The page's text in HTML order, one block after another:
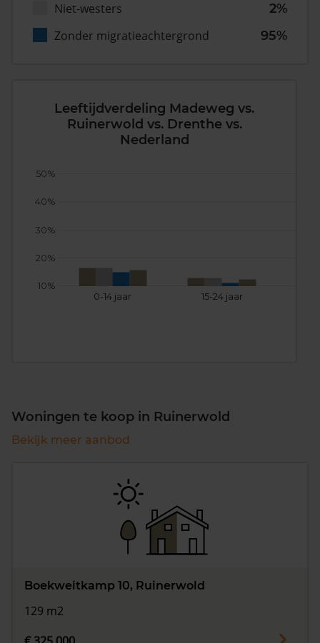
Niet-westers
2%
Zonder migratieachtergrond
95%
Leeftijdverdeling Madeweg vs.
Ruinerwold vs. Drenthe vs.
Nederland
0-14 jaar 15-24 jaar
10%
20%
30%
40%
50%
Woningen te koop in Ruinerwold
Bekijk meer aanbod
Boekweitkamp 10, Ruinerwold
129 m2